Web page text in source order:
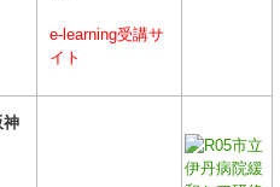
e-learning受講サ
イト
神